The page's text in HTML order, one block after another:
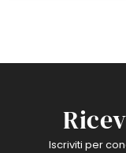
Iscriviti per